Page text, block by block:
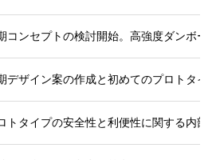
コンセプトの検討開始。高強度ダンボー
デザイン案の作成と初めてのプロトタイ
トタイプの安全性と利便性に関する内部